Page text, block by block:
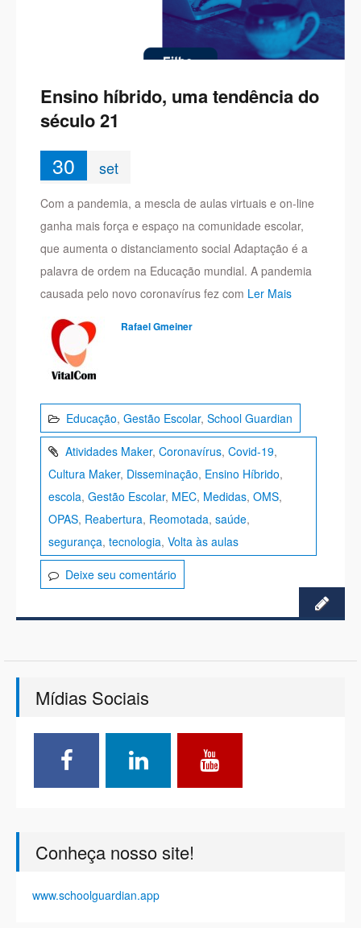
Ensino híbrido, uma tendência do
século 21
30 set
Com a pandemia, a mescla de aulas virtuais e on-line
ganha mais força e espaço na comunidade escolar,
que aumenta o distanciamento social Adaptação é a
palavra de ordem na Educação mundial. A pandemia
causada pelo novo coronavírus fez com Ler Mais
Rafael Gmeiner
Educação,Gestão Escolar,School Guardian
Atividades Maker,Coronavírus,Covid-19,
Cultura Maker, Disseminação, Ensino Híbrido,
escola,Gestão Escolar, MEC, Medidas,OMS,
OPAS, Reabertura, Reomotada,saúde,
segurança,tecnologia,Volta às aulas
Deixe seu comentário
Mídias Sociais
Conheça nosso site!
www.schoolguardian.app